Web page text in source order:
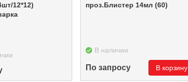
12*12)
проз.Блистер 14мл (60)
В наличии
По запросу В корзину